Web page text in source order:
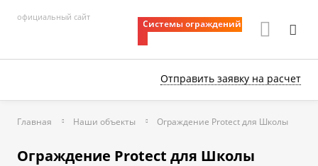
официальный сайт
Системы ограждений
Отправить заявку на расчет
Главная Наши объекты Ограждение Protect для Школы
Ограждение Protect для Школы